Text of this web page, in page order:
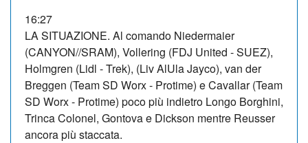
16:27
LA SITUAZIONE. Al comando Niedermaier
(CANYON//SRAM), Vollering (FDJ United - SUEZ),
Holmgren (Lidl - Trek), (Liv AlUla Jayco), van der
Breggen (Team SD Worx - Protime) e Cavallar (Team
SD Worx - Protime) poco più indietro Longo Borghini,
Trinca Colonel, Gontova e Dickson mentre Reusser
ancora più staccata.